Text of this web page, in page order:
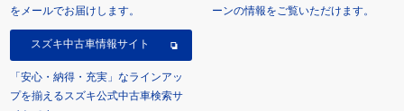
をメールでお届けします。
ーンの情報をご覧いただけます。
スズキ中古車情報サイト
「安心・納得・充実」なラインアッ
プを揃えるスズキ公式中古車検索サ